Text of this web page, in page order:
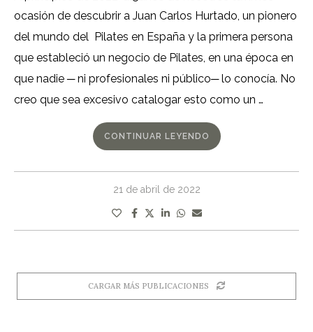
ocasión de descubrir a Juan Carlos Hurtado, un pionero
del mundo del Pilates en España y la primera persona
que estableció un negocio de Pilates, en una época en
que nadie ­─ ni profesionales ni público─ lo conocía. No
creo que sea excesivo catalogar esto como un …
CONTINUAR LEYENDO
21 de abril de 2022
CARGAR MÁS PUBLICACIONES